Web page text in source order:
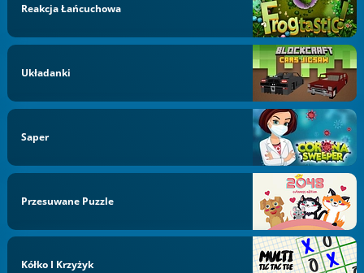
Reakcja Łańcuchowa
Układanki
Saper
Przesuwane Puzzle
Kółko I Krzyżyk